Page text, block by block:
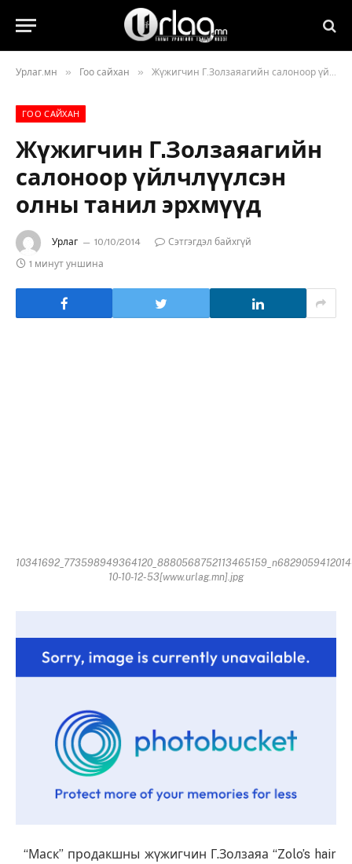
Урлаг.мн » Гоо сайхан » Жүжигчин Г.Золзаяагийн салоноор үйлчлүүлсэн олны танил эрхмүүд
ГОО САЙХАН
Жүжигчин Г.Золзаяагийн
салоноор үйлчлүүлсэн
олны танил эрхмүүд
Урлаг 10/10/2014
Сэтгэгдэл байхгүй
1 минут уншина
10-10-12-53[www.urlag.mn].jpg
“Маск” продакшны жүжигчин Г.Золзаяа “Zolo’s hair